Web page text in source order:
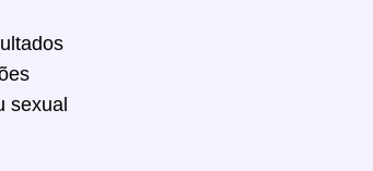
sexual